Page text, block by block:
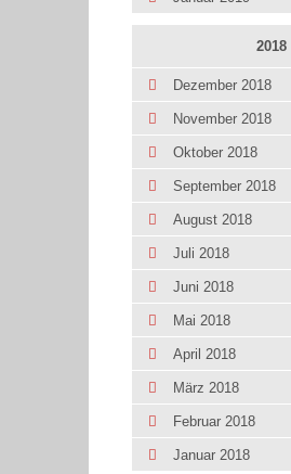
2018
Dezember 2018
November 2018
Oktober 2018
September 2018
August 2018
Juli 2018
Juni 2018
Mai 2018
April 2018
März 2018
Februar 2018
Januar 2018